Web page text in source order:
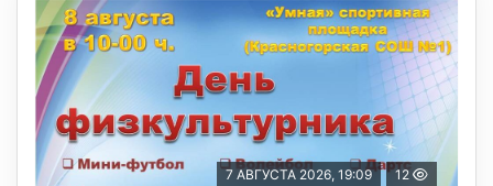
7 АВГУСТА 2026, 19:09 12